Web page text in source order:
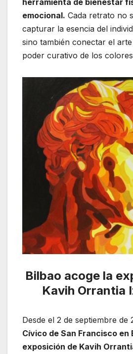
emocional. Cada retrato no
capturar la esencia del
sino también conectar el
poder curativo de los
Bilbao acoge la
Kavih Orrantia
Desde el 2 de septiembre de
Cívico de San Francisco en
exposición de Kavih